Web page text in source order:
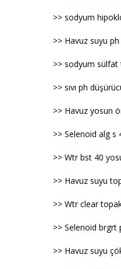
>> sodyum
>> Havuz suyu
>> sodyum
>> sıvı ph
>> Havuz yosun
>> Selenoid alg s
>> Wtr bst 40
>> Havuz suyu
>> Wtr clear
>> Selenoid brgrt
>> Havuz suyu